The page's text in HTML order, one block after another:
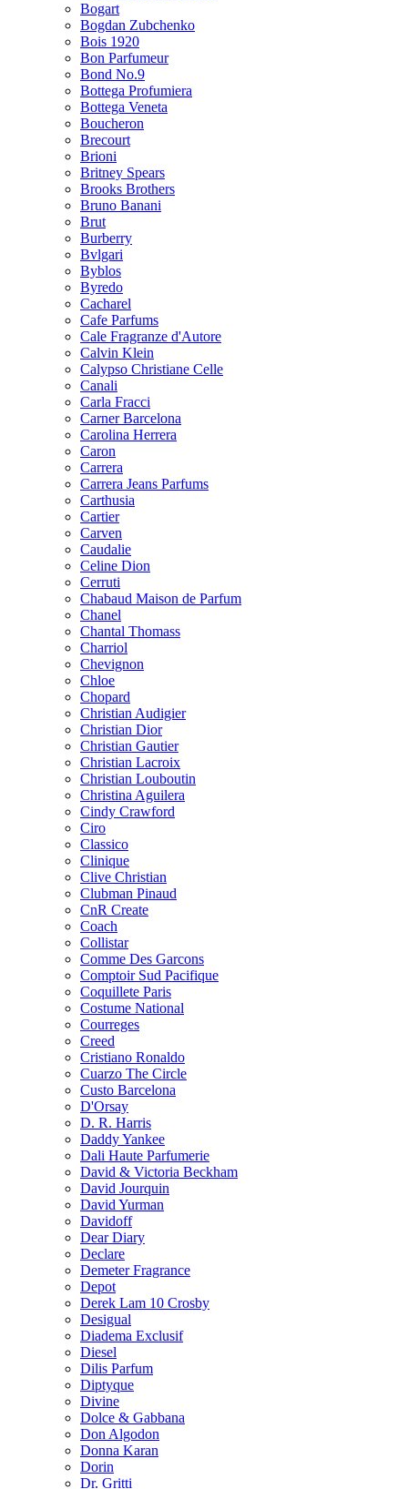
Bogart
Bogdan Zubchenko
Bois 1920
Bon Parfumeur
Bond No.9
Bottega Profumiera
Bottega Veneta
Boucheron
Brecourt
Brioni
Britney Spears
Brooks Brothers
Bruno Banani
Brut
Burberry
Bvlgari
Byblos
Byredo
Cacharel
Cafe Parfums
Cale Fragranze d'Autore
Calvin Klein
Calypso Christiane Celle
Canali
Carla Fracci
Carner Barcelona
Carolina Herrera
Caron
Carrera
Carrera Jeans Parfums
Carthusia
Cartier
Carven
Caudalie
Celine Dion
Cerruti
Chabaud Maison de Parfum
Chanel
Chantal Thomass
Charriol
Chevignon
Chloe
Chopard
Christian Audigier
Christian Dior
Christian Gautier
Christian Lacroix
Christian Louboutin
Christina Aguilera
Cindy Crawford
Ciro
Classico
Clinique
Clive Christian
Clubman Pinaud
CnR Create
Coach
Collistar
Comme Des Garcons
Comptoir Sud Pacifique
Coquillete Paris
Costume National
Courreges
Creed
Cristiano Ronaldo
Cuarzo The Circle
Custo Barcelona
D'Orsay
D. R. Harris
Daddy Yankee
Dali Haute Parfumerie
David & Victoria Beckham
David Jourquin
David Yurman
Davidoff
Dear Diary
Declare
Demeter Fragrance
Depot
Derek Lam 10 Crosby
Desigual
Diadema Exclusif
Diesel
Dilis Parfum
Diptyque
Divine
Dolce & Gabbana
Don Algodon
Donna Karan
Dorin
Dr. Gritti